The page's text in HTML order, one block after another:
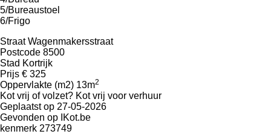
5/Bureaustoel
6/Frigo
StraatWagenmakersstraat
Postcode 8500
Stad Kortrijk
Prijs € 325
Oppervlakte (m2) 13m2
Kot vrij of volzet? Kot vrij voor verhuur
Geplaatst op 27-05-2026
Gevonden op IKot.be
kenmerk 273749